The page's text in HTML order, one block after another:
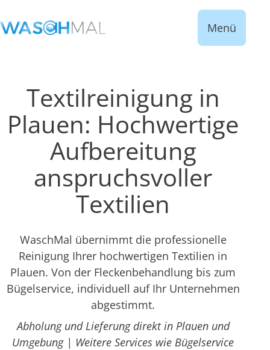
Menü
Textilreinigung in
Plauen: Hochwertige
Aufbereitung
anspruchsvoller
Textilien
WaschMal übernimmt die professionelle
Reinigung Ihrer hochwertigen Textilien in
Plauen. Von der Fleckenbehandlung bis zum
Bügelservice, individuell auf Ihr Unternehmen
abgestimmt.
Abholung und Lieferung direkt in Plauen und
Umgebung | Weitere Services wie Bügelservice